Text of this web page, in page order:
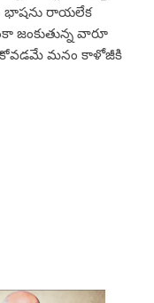
భాషను రాయలేక
జంకుతున్న వారూ
మనం కాళోజీకి